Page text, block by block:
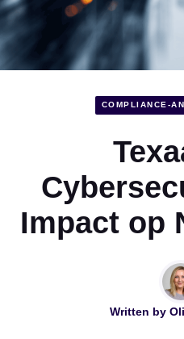
COMPLIANCE-
Impact op
Written by